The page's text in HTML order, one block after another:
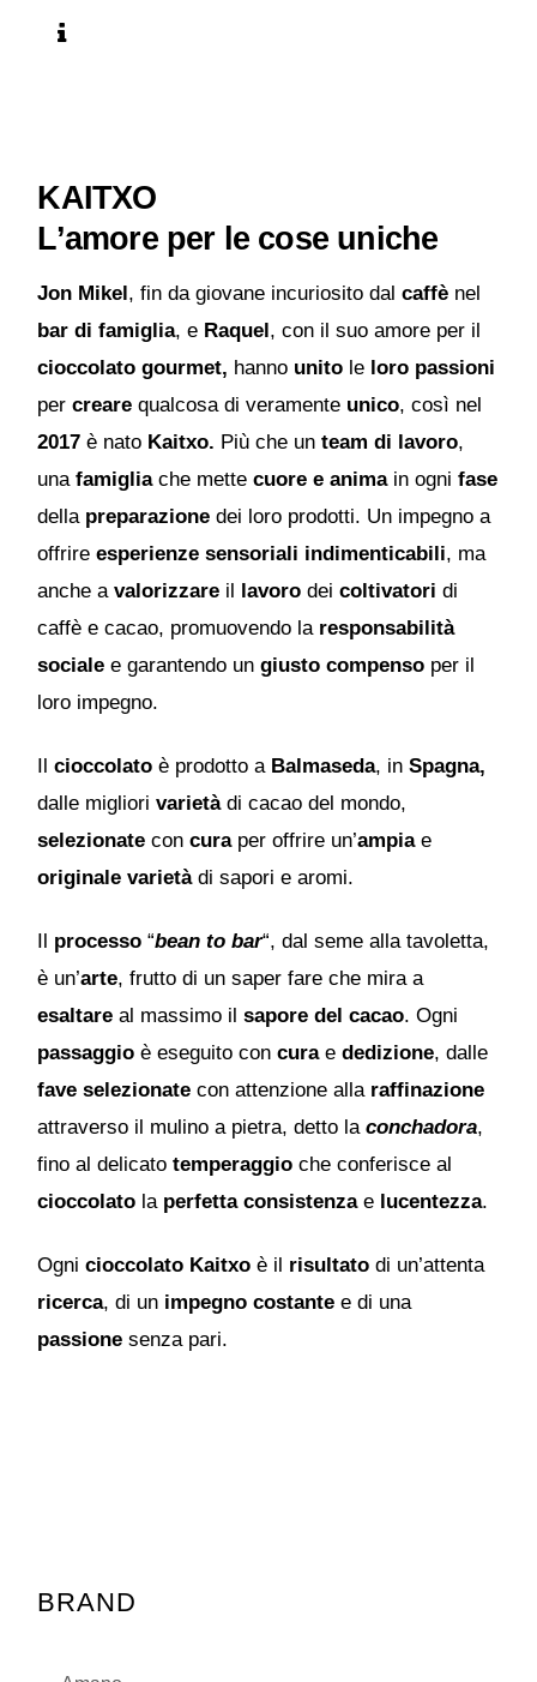
KAITXO
L’amore per le cose uniche
Jon Mikel, fin da giovane incuriosito dal caffè nel
bar di famiglia, e Raquel, con il suo amore per il
cioccolato gourmet, hanno unito le loro passioni
percreare qualcosa di veramente unico, così nel
2017 è nato Kaitxo. Più che unteam di lavoro,
unafamigliache mettecuore e animain ognifase
della preparazione dei loro prodotti. Un impegno a
offrireesperienze sensoriali indimenticabili, ma
anche avalorizzare il lavoro deicoltivatori di
caffè e cacao, promuovendo la responsabilità
sociale e garantendo ungiusto compenso per il
loro impegno.
Ilcioccolato è prodotto a Balmaseda, inSpagna,
dalle migliorivarietàdi cacao del mondo,
selezionate concuraper offrire un’ampiae
originale varietàdi sapori e aromi.
Il processo “bean to bar“, dal seme alla tavoletta,
è un’arte, frutto di un saper fare che mira a
esaltare al massimo ilsapore del cacao. Ogni
passaggio è eseguito concuraededizione, dalle
fave selezionate con attenzione alla raffinazione
attraverso il mulino a pietra, detto laconchadora,
fino al delicatotemperaggio che conferisce al
cioccolato la perfetta consistenzae lucentezza.
Ognicioccolato Kaitxo è il risultato di un’attenta
ricerca, di un impegno costante e di una
passione senza pari.
BRAND